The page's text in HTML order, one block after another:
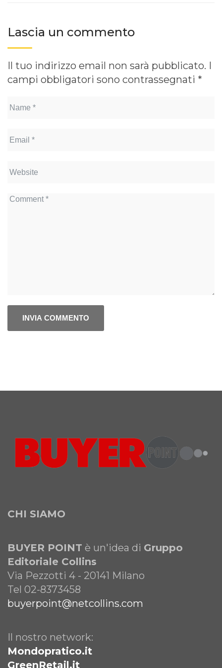
Lascia un commento
Il tuo indirizzo email non sarà pubblicato. I
campi obbligatori sono contrassegnati *
CHI SIAMO
BUYER POINT è un'idea di Gruppo
Editoriale Collins
Via Pezzotti 4 - 20141 Milano
Tel 02-8373458
buyerpoint@netcollins.com
Il nostro network:
Mondopratico.it
GreenRetail.it